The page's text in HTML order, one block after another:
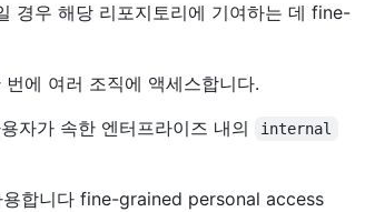
경우 해당 리포지토리에 기여하는 데 fine-
에 여러 조직에 액세스합니다.
자가 속한 엔터프라이즈 내의
internal
용합니다 fine-grained personal access